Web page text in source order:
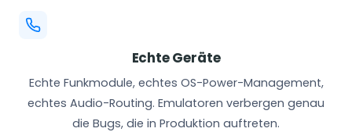
Echte Geräte
Echte Funkmodule, echtes OS-Power-Management,
echtes Audio-Routing. Emulatoren verbergen genau
die Bugs, die in Produktion auftreten.